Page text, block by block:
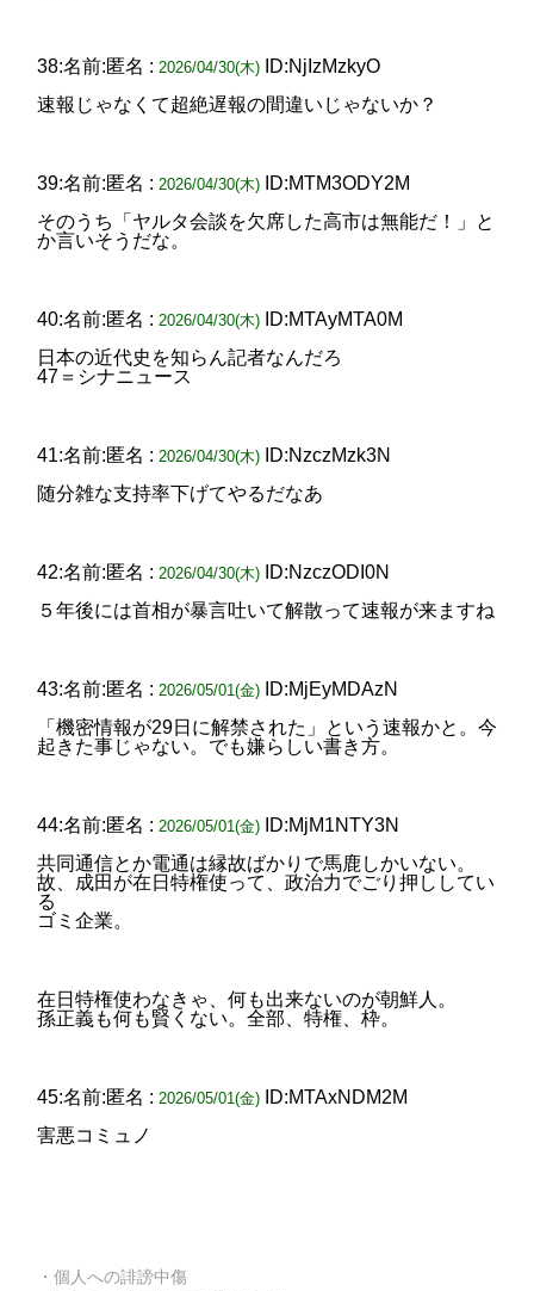
38:名前:匿名 : 2026/04/30(木)
ID:NjIzMzkyO
速報じゃなくて超絶遅報の間違いじゃないか？
39:名前:匿名 : 2026/04/30(木)
ID:MTM3ODY2M
そのうち「ヤルタ会談を欠席した高市は無能だ！」と
か言いそうだな。
40:名前:匿名 : 2026/04/30(木)
ID:MTAyMTA0M
日本の近代史を知らん記者なんだろ
47＝シナニュース
41:名前:匿名 : 2026/04/30(木)
ID:NzczMzk3N
随分雑な支持率下げてやるだなあ
42:名前:匿名 : 2026/04/30(木)
ID:NzczODI0N
５年後には首相が暴言吐いて解散って速報が来ますね
43:名前:匿名 : 2026/05/01(金)
ID:MjEyMDAzN
「機密情報が29日に解禁された」という速報かと。今
起きた事じゃない。でも嫌らしい書き方。
44:名前:匿名 : 2026/05/01(金)
ID:MjM1NTY3N
共同通信とか電通は縁故ばかりで馬鹿しかいない。
故、成田が在日特権使って、政治力でごり押ししてい
る
ゴミ企業。
在日特権使わなきゃ、何も出来ないのが朝鮮人。
孫正義も何も賢くない。全部、特権、枠。
45:名前:匿名 : 2026/05/01(金)
ID:MTAxNDM2M
害悪コミュノ
・個人への誹謗中傷